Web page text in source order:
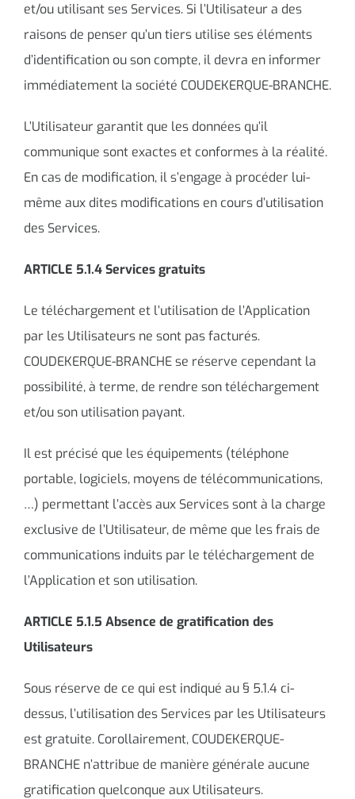
et/ou utilisant ses Services. Si l’Utilisateur a des
raisons de penser qu’un tiers utilise ses éléments
d’identification ou son compte, il devra en informer
immédiatement la société COUDEKERQUE-BRANCHE.
L’Utilisateur garantit que les données qu’il
communique sont exactes et conformes à la réalité.
En cas de modification, il s’engage à procéder lui-
même aux dites modifications en cours d’utilisation
des Services.
ARTICLE 5.1.4 Services gratuits
Le téléchargement et l’utilisation de l’Application
par les Utilisateurs ne sont pas facturés.
COUDEKERQUE-BRANCHE se réserve cependant la
possibilité, à terme, de rendre son téléchargement
et/ou son utilisation payant.
Il est précisé que les équipements (téléphone
portable, logiciels, moyens de télécommunications,
…) permettant l’accès aux Services sont à la charge
exclusive de l’Utilisateur, de même que les frais de
communications induits par le téléchargement de
l’Application et son utilisation.
ARTICLE 5.1.5 Absence de gratification des
Utilisateurs
Sous réserve de ce qui est indiqué au § 5.1.4 ci-
dessus, l’utilisation des Services par les Utilisateurs
est gratuite. Corollairement, COUDEKERQUE-
BRANCHE n’attribue de manière générale aucune
gratification quelconque aux Utilisateurs.